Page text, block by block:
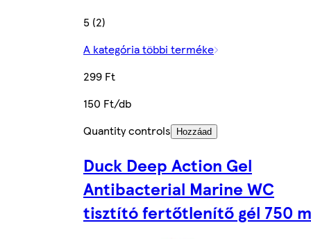
5 (2)
A kategória többi terméke
299 Ft
150 Ft/db
Quantity controls
Hozzáad
Duck Deep Action Gel
Antibacterial Marine WC
tisztító fertőtlenítő gél 750